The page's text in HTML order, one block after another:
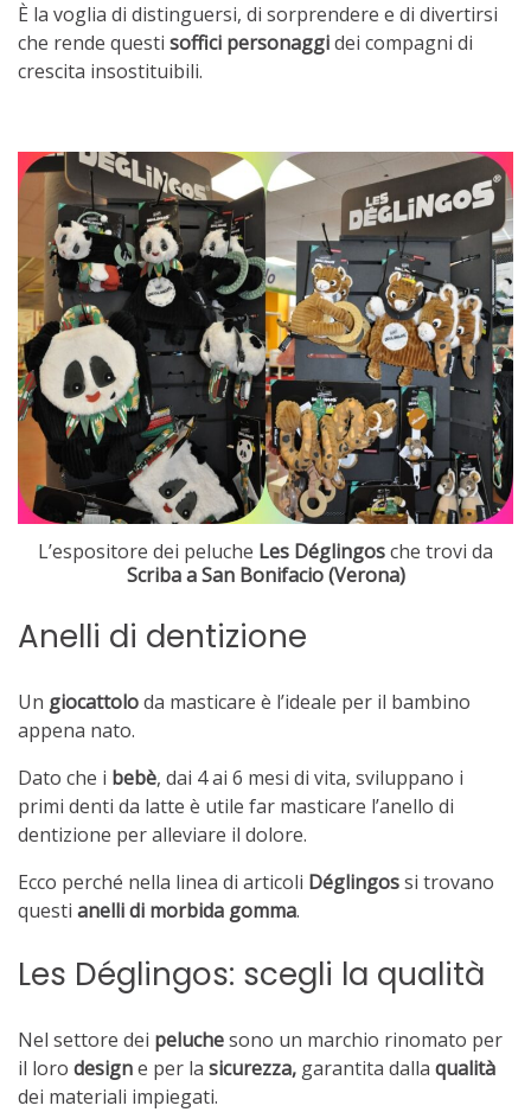
È la voglia di distinguersi, di sorprendere e di divertirsi
che rende questi soffici personaggidei compagni di
crescita insostituibili.
L’espositore dei peluche Les Déglingosche trovi da
Scriba a San Bonifacio (Verona)
Anelli di dentizione
Un giocattoloda masticare è l’ideale per il bambino
appena nato.
Dato che i bebè, dai 4 ai 6 mesi di vita, sviluppano i
primi denti da latte è utile far masticare l’anello di
dentizione per alleviare il dolore.
Ecco perché nella linea di articoli Déglingossi trovano
questi anelli di morbida gomma.
Les Déglingos: scegli la qualità
Nel settore dei peluchesono un marchio rinomato per
il loro designe per la sicurezza, garantita dalla qualità
dei materiali impiegati.